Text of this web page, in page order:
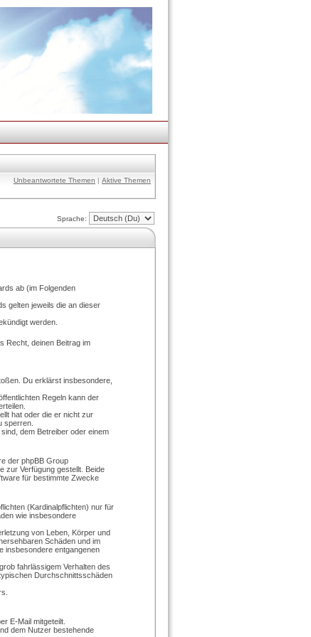
Unbeantwortete Themen | Aktive Themen
Sprache:
ab (im Folgenden
gelten jeweils die an dieser
werden.
Recht, deinen Beitrag im
Du erklärst insbesondere,
Regeln kann der
hat oder die er nicht zur
sperren.
dem Betreiber oder einem
der phpBB Group
zur Verfügung gestellt. Beide
für bestimmte Zwecke
(Kardinalpflichten) nur für
wie insbesondere
von Leben, Körper und
Schäden und im
insbesondere entgangenen
fahrlässigem Verhalten des
Durchschnittsschäden
E-Mail mitgeteilt.
dem Nutzer bestehende